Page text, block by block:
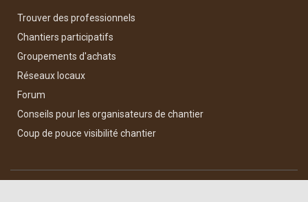
Trouver des professionnels
Chantiers participatifs
Groupements d'achats
Réseaux locaux
Forum
Conseils pour les organisateurs de chantier
Coup de pouce visibilité chantier